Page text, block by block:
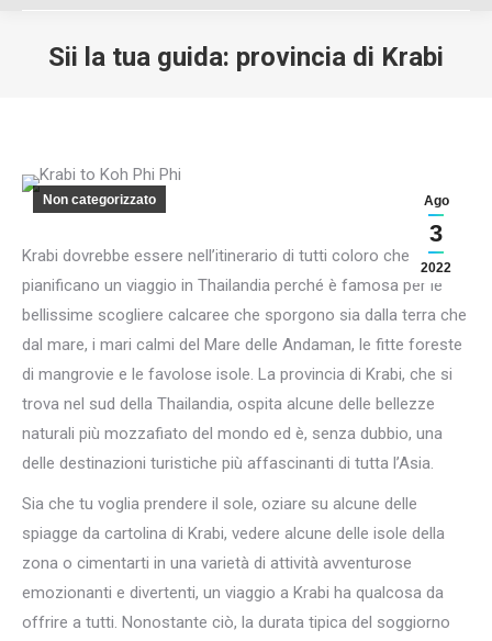
Sii la tua guida: provincia di Krabi
Ago
3
2022
Non categorizzato
Krabi dovrebbe essere nell’itinerario di tutti coloro che
pianificano un viaggio in Thailandia perché è famosa per le
bellissime scogliere calcaree che sporgono sia dalla terra che
dal mare, i mari calmi del Mare delle Andaman, le fitte foreste
di mangrovie e le favolose isole. La provincia di Krabi, che si
trova nel sud della Thailandia, ospita alcune delle bellezze
naturali più mozzafiato del mondo ed è, senza dubbio, una
delle destinazioni turistiche più affascinanti di tutta l’Asia.
Sia che tu voglia prendere il sole, oziare su alcune delle
spiagge da cartolina di Krabi, vedere alcune delle isole della
zona o cimentarti in una varietà di attività avventurose
emozionanti e divertenti, un viaggio a Krabi ha qualcosa da
offrire a tutti. Nonostante ciò, la durata tipica del soggiorno